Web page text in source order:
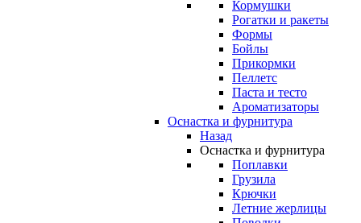
Кормушки
Рогатки и ракеты
Формы
Бойлы
Прикормки
Пеллетс
Паста и тесто
Ароматизаторы
Оснастка и фурнитура
Назад
Оснастка и фурнитура
Поплавки
Грузила
Крючки
Летние жерлицы